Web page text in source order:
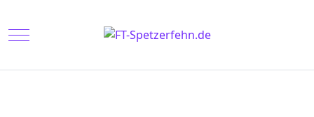
Mobile Menu Toggle